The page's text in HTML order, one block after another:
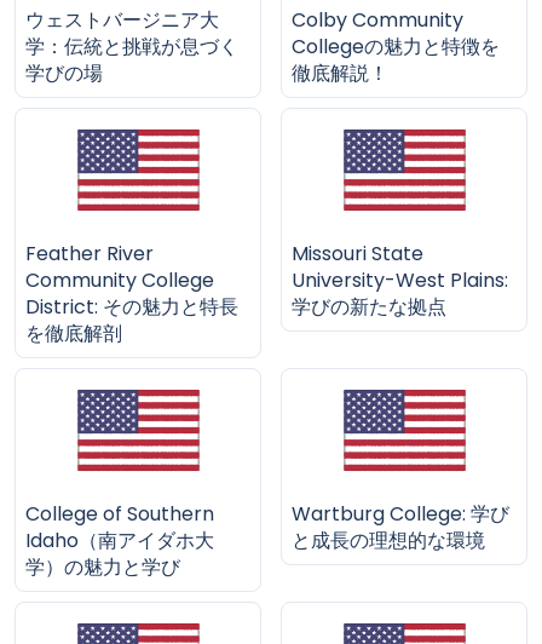
ウェストバージニア大
学：伝統と挑戦が息づく
学びの場
Colby Community
Collegeの魅力と特徴を
徹底解説！
Feather River
Community College
District: その魅力と特長
を徹底解剖
Missouri State
University-West Plains:
学びの新たな拠点
College of Southern
Idaho（南アイダホ大
学）の魅力と学び
Wartburg College: 学び
と成長の理想的な環境